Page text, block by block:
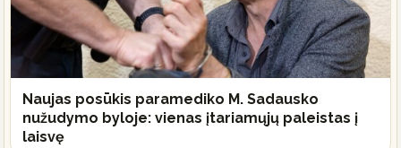
Naujas posūkis paramediko M. Sadausko
nužudymo byloje: vienas įtariamųjų paleistas į
laisvę